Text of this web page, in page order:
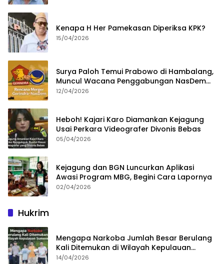
Kenapa H Her Pamekasan Diperiksa KPK?
15/04/2026
Surya Paloh Temui Prabowo di Hambalang,
Muncul Wacana Penggabungan NasDem
dan Gerindra
12/04/2026
Heboh! Kajari Karo Diamankan Kejagung
Usai Perkara Videografer Divonis Bebas
05/04/2026
Kejagung dan BGN Luncurkan Aplikasi
Awasi Program MBG, Begini Cara Lapornya
02/04/2026
Hukrim
Mengapa Narkoba Jumlah Besar Berulang
Kali Ditemukan di Wilayah Kepulauan
Sumenep?
14/04/2026